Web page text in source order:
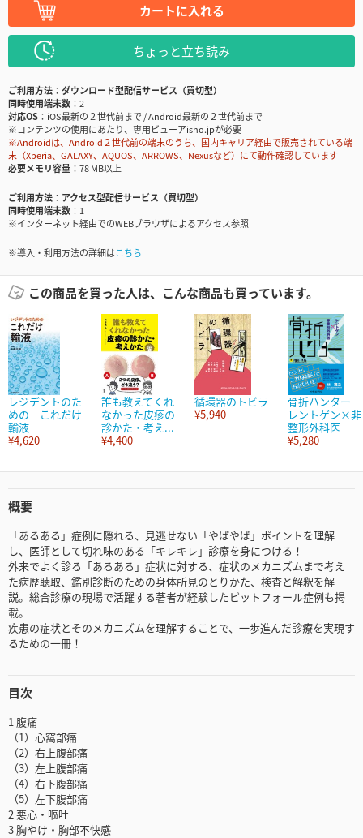
カートに入れる
ちょっと立ち読み
ご利用方法
ダウンロード型配信サービス（買切型）
同時使用端末数
2
対応OS
iOS最新の２世代前まで / Android最新の２世代前まで
※コンテンツの使用にあたり、専用ビューアisho.jpが必要
※Androidは、Android２世代前の端末のうち、国内キャリア経由で販売されている端
末（Xperia、GALAXY、AQUOS、ARROWS、Nexusなど）にて動作確認しています
必要メモリ容量
78 MB以上
ご利用方法
アクセス型配信サービス（買切型）
同時使用端末数
1
※インターネット経由でのWEBブラウザによるアクセス参照
※導入・利用方法の詳細はこちら
この商品を買った人は、こんな商品も買っています。
レジデントのた
めの これだけ
輸液
¥4,620
誰も教えてくれ
なかった皮疹の
診かた・考え...
¥4,400
循環器のトビラ
¥5,940
骨折ハンター
レントゲン×非
整形外科医
¥5,280
概要
「あるある」症例に隠れる、見逃せない「やばやば」ポイントを理解
し、医師として切れ味のある「キレキレ」診療を身につける！
外来でよく診る「あるある」症状に対する、症状のメカニズムまで考え
た病歴聴取、鑑別診断のための身体所見のとりかた、検査と解釈を解
説。総合診療の現場で活躍する著者が経験したピットフォール症例も掲
載。
疾患の症状とそのメカニズムを理解することで、一歩進んだ診療を実現す
るための一冊！
目次
1 腹痛
（1）心窩部痛
（2）右上腹部痛
（3）左上腹部痛
（4）右下腹部痛
（5）左下腹部痛
2 悪心・嘔吐
3 胸やけ・胸部不快感